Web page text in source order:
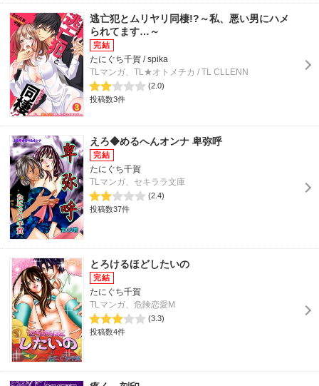
逃亡犯とムリヤリ同棲!?～私、悪い男にハメ
られてます…～
たにぐち千賀 / spika
TLマンガ、TL★オトメチカ / TL CLLENN
(2.0)
投稿数3件
えろ◆めるへんオンナ 卑弥呼
たにぐち千賀
TLマンガ、セキララ文庫
(2.4)
投稿数37件
とろけるほどしたいの
たにぐち千賀
TLマンガ、危険恋愛M
(3.3)
投稿数4件